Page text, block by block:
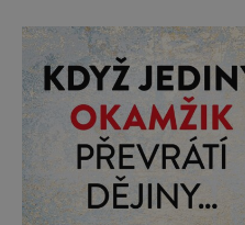
Můstek si dodnes
charakter, klid a
šumavských